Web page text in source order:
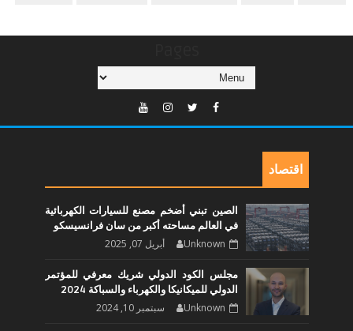
اقتصاد
الصين تبني أضخم مصنع للسيارات الكهربائية
في العالم مساحته أكبر من سان فرانسيسكو
Unknown أبريل 07, 2025
مجلس الكود الدولي شريك معرفي للمؤتمر
الدولي للميكانيكا والكهرباء والسباكة 2024
Unknown سبتمبر 10, 2024